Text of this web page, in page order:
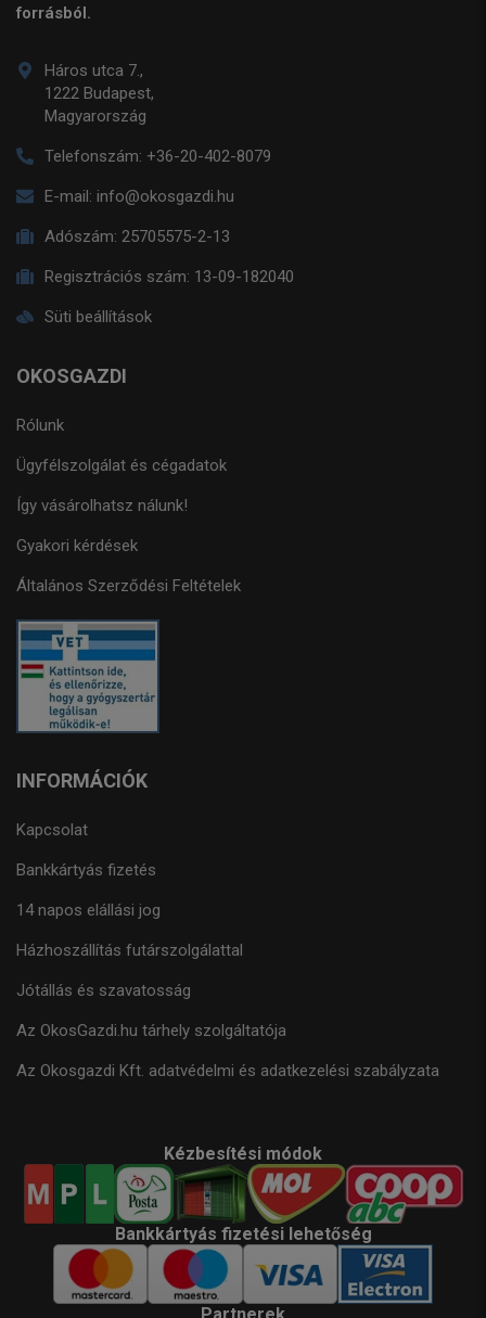
forrásból.
Háros utca 7.,
1222 Budapest,
Magyarország
Telefonszám: +36-20-402-8079
E-mail: info@okosgazdi.hu
Adószám: 25705575-2-13
Regisztrációs szám: 13-09-182040
Süti beállítások
OKOSGAZDI
Rólunk
Ügyfélszolgálat és cégadatok
Így vásárolhatsz nálunk!
Gyakori kérdések
Általános Szerződési Feltételek
INFORMÁCIÓK
Kapcsolat
Bankkártyás fizetés
14 napos elállási jog
Házhoszállítás futárszolgálattal
Jótállás és szavatosság
Az OkosGazdi.hu tárhely szolgáltatója
Az Okosgazdi Kft. adatvédelmi és adatkezelési szabályzata
Kézbesítési módok
Bankkártyás fizetési lehetőség